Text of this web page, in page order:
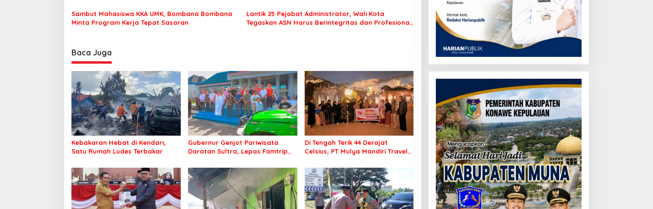
Sambut Mahasiswa KKA UMK, Bombana Bombana
Minta Program Kerja Tepat Sasaran
Lantik 25 Pejabat Administrator, Wali Kota
Tegaskan ASN Harus Berintegritas dan Profesional
Baca Juga
Kebakaran Hebat di Kendari,
Satu Rumah Ludes Terbakar
Gubernur Genjot Pariwisata
Daratan Sultra, Lepas Famtrip
Kabupaten Unggulan
Di Tengah Terik 44 Derajat
Celsius, PT Mulya Mandiri Travel
Sehat dan Nyaman Beribadah